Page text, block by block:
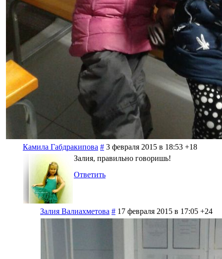
Камила Габдракипова # 3 февраля 2015 в 18:53 +18
Залия, правильно говоришь!
Ответить
Залия Валиахметова # 17 февраля 2015 в 17:05 +24